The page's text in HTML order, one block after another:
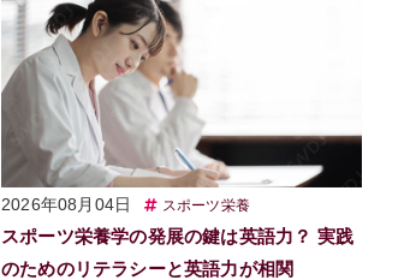
2026年08月04日 スポーツ栄養
スポーツ栄養学の発展の鍵は英語力？ 実践
のためのリテラシーと英語力が相関